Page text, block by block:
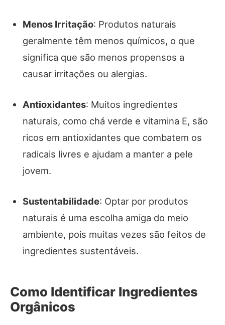
Menos Irritação: Produtos naturais
geralmente têm menos químicos, o que
significa que são menos propensos a
causar irritações ou alergias.
Antioxidantes: Muitos ingredientes
naturais, como chá verde e vitamina E, são
ricos em antioxidantes que combatem os
radicais livres e ajudam a manter a pele
jovem.
Sustentabilidade: Optar por produtos
naturais é uma escolha amiga do meio
ambiente, pois muitas vezes são feitos de
ingredientes sustentáveis.
Como Identificar Ingredientes
Orgânicos